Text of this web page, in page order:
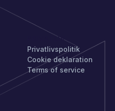
PRIVATLIV
Privatlivspolitik
Cookie deklaration
Terms of service